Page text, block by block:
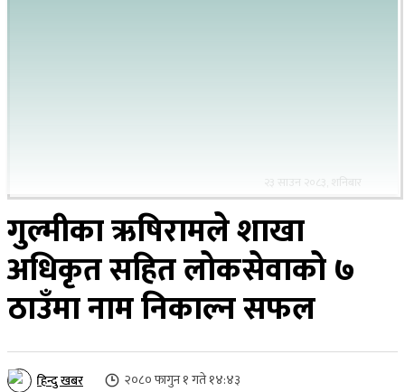
२३ साउन २०८३, शनिबार
गुल्मीका ऋषिरामले शाखा
अधिकृत सहित लाेकसेवाकाे ७
ठाउँमा नाम निकाल्न सफल
हिन्दु खबर २०८० फागुन १ गते १४:४३